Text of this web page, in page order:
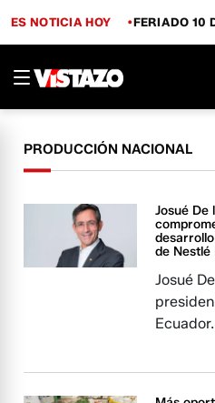
ES NOTICIA HOY FERIADO 10
PRODUCCIÓN NACIONAL
Josué De
de Nestlé
Josué
Ecuador.